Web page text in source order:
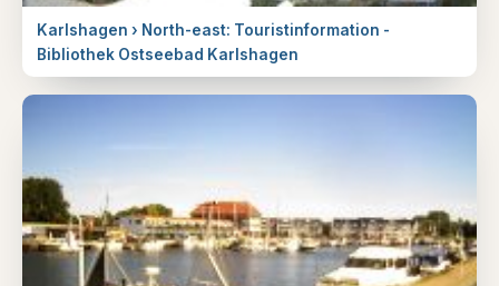
Karlshagen › North-east: Touristinformation -
Bibliothek Ostseebad Karlshagen